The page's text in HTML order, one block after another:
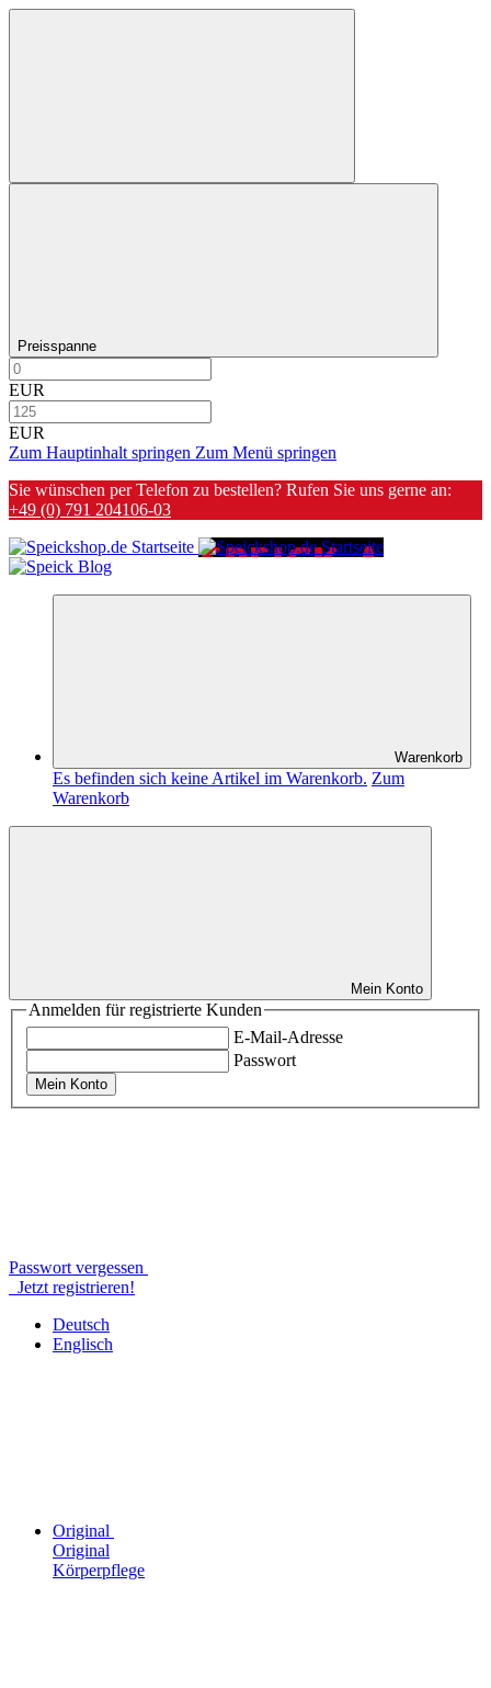
Preisspanne
EUR
EUR
Zum Hauptinhalt springen Zum Menü springen
Sie wünschen per Telefon zu bestellen? Rufen Sie uns gerne an:
+49 (0) 791 204106-03
Warenkorb
Es befinden sich keine Artikel im Warenkorb. Zum
Warenkorb
Mein Konto
Anmelden für registrierte Kunden
E-Mail-Adresse
Passwort
Mein Konto
Passwort vergessen
Jetzt registrieren!
Deutsch
Englisch
Original
Original
Körperpflege